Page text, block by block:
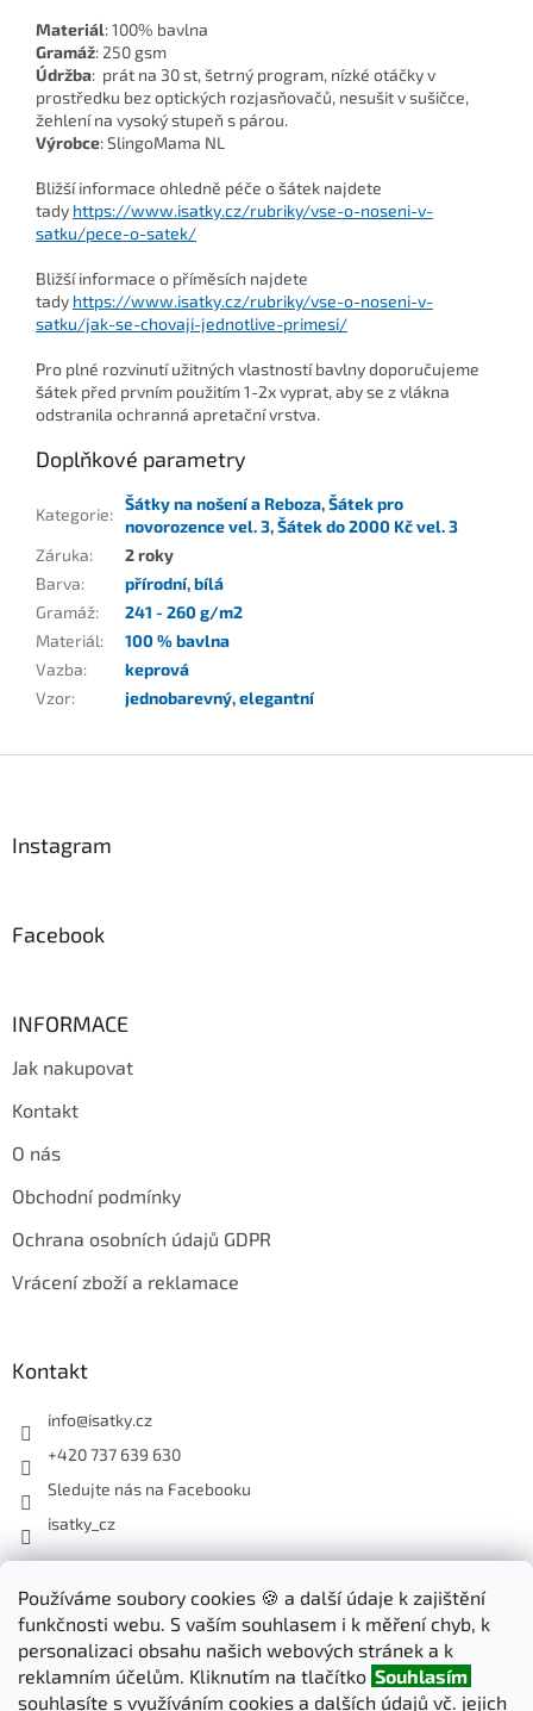
Používáme soubory cookies 🍪 a další údaje k zajištění
funkčnosti webu. S vaším souhlasem i k měření chyb, k
personalizaci obsahu našich webových stránek a k
reklamním účelům. Kliknutím na tlačítko Souhlasím
souhlasíte s využíváním cookies a dalších údajů vč. jejich
Materiál: 100% bavlna
Gramáž: 250 gsm
Údržba: prát na 30 st, šetrný program, nízké otáčky v
prostředku bez optických rozjasňovačů, nesušit v sušičce,
žehlení na vysoký stupeň s párou.
Výrobce: SlingoMama NL
Bližší informace ohledně péče o šátek najdete
tady https://www.isatky.cz/rubriky/vse-o-noseni-v-
satku/pece-o-satek/
Bližší informace o příměsích najdete
tady https://www.isatky.cz/rubriky/vse-o-noseni-v-
satku/jak-se-chovaji-jednotlive-primesi/
Pro plné rozvinutí užitných vlastností bavlny doporučujeme
šátek před prvním použitím 1-2x vyprat, aby se z vlákna
odstranila ochranná apretační vrstva.
Doplňkové parametry
Kategorie:
Šátky na nošení a Reboza,Šátek pro
novorozence vel. 3,Šátek do 2000 Kč vel. 3
Záruka:
2 roky
Barva: přírodní,bílá
Gramáž:
241 - 260 g/m2
Materiál:
100 % bavlna
Vazba:
keprová
Vzor: jednobarevný,elegantní
Instagram
Facebook
INFORMACE
Jak nakupovat
Kontakt
O nás
Obchodní podmínky
Ochrana osobních údajů GDPR
Vrácení zboží a reklamace
Kontakt
info@isatky.cz
+420 737 639 630
Sledujte nás na Facebooku
isatky_cz
Odebírat newsletter
Vložte svůj e-mail a my vám budeme zasílat informace o nových
produktech na našem e-shopu.